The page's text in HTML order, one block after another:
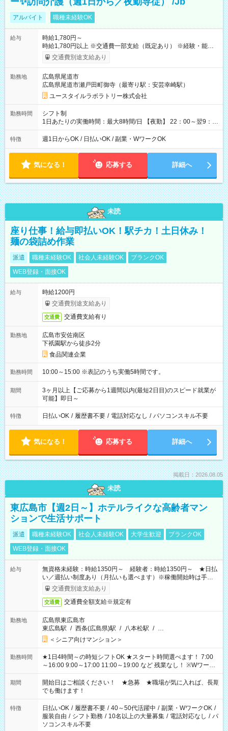
アルバイト 職種未経験OK
給与
時給1,780円～
時給1,780円以上 ※交通費一部支給（既定あり） ※経験・能力を
考慮して決定します 【収入例】 週1回勤務の場合：1,780円×8時
間×4回=5万6,960円 週3回勤務の場合：1,780円×8時間×12回
月 ※ 雇用形態と給与に、本採用時と異なる部分があります。 雇
用形態：本採用時と同じです。 給与：時給 1,520円以上
交通費別途支給あり
勤務地
広島県尾道市
広島県尾道市瀬戸田町御寺（最寄り駅：安芸幸崎駅）
ユースタイルラボラトリー株式会社
勤務時間
シフト制
1日あたりの実働時間：最大8時間/日 【夜勤】 22：00～翌9：
00 ※週1日～OK ／ 夜勤専従 ＊＊ 勤務時間例 ＊＊ ■22時か
ら翌7時 ■23時から翌8時 ■24時から翌9時 など ※上記の時間
ます。 ※曜日固定（毎週同じ曜日での勤務となります）
特徴 週1日からOK / 日払いOK / 副業・WワークOK
気になる！ 応募する 詳細へ
未読
座り仕事！給与即払いOK！駅チカ！土日休み！
麺の袋詰め作業
派遣 職種未経験OK 社会人未経験OK
ブランクOK
WEB登録・面接OK
給与
時給1200円
交通費別途支給あり
交通費 交通費支給有り
勤務地
広島市安佐南区
下祇園駅から徒歩2分
食品関連企業
勤務時間 10:00～15:00 ※表記のうち実働5時間です。
期間
3ヶ月以上【ご応募から1週間以内(最短2日目)のスピード就業が
可能】即日～
特徴 日払いOK / 履歴書不要 / 電話対応なし / パソコンスキル不要
気になる！ 応募する 詳細へ
掲載日：2026.08.05
未読
東広島市【週2日～】ホテルライクな高齢者マン
ションで生活サポート
派遣 職種未経験OK 社会人未経験OK 大学生歓迎
ブランクOK
WEB登録・面接OK
給与
無資格未経験：時給1350円～ 経験者：時給1350円～ ★日払
い／週払い制度あり（月払いも選べます）※稼働開始時は手続き
完了次第のお支払いとなります。
交通費別途支給あり
交通費 交通費全額支給※規定有
勤務地
広島県東広島市
東広島駅 / 西条(広島県)駅 / 八本松駅 / …
＜シニア向けマンション＞
勤務時間
★1日4時間～の時短シフトOK ★スタート時間選べます！ 7:00
～16:00 9:00～17:00 11:00～19:00 など 残業なし！ ※Wワーク
の場合、他のお仕事と合わせ週40時間超の就業はご案内できま
せん ※法令に基づき、週20時間以上勤務は社会保険への加入対
象となります ※労働者派遣法（日雇い派遣の原則禁止）によ
り、短時間・短期間の就業はご案内が難しい場合があります
期間
開始日はご相談ください！ ★急募 ★職場が気に入れば、長期
でも働けます！
特徴 日払いOK / 履歴書不要 / 40～50代活躍中 / 副業・WワークOK /
服装自由 / シフト勤務 / 10名以上の大量募集 / 電話対応なし / パ
ソコンスキル不要